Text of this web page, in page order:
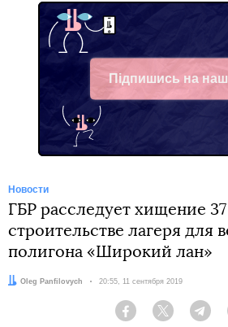
Підпишись на наш
Facebook
Новости
ГБР расследует хищение
строительстве лагеря для
полигона «Широкий лан»
Автор:
Oleg Panfilovych Дата:
20:55, 11 сентября 2019
Facebook Twitter